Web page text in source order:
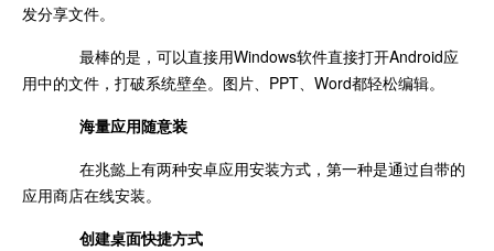
发分享文件。
最棒的是，可以直接用Windows软件直接打开Android应
用中的文件，打破系统壁垒。图片、PPT、Word都轻松编辑。
海量应用随意装
在兆懿上有两种安卓应用安装方式，第一种是通过自带的
应用商店在线安装。
创建桌面快捷方式